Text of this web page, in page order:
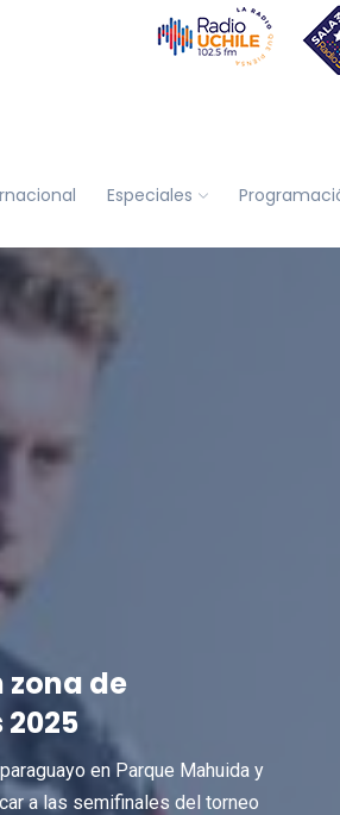
Especiales
zona de
en Parque Mahuida y
a las semifinales del torneo